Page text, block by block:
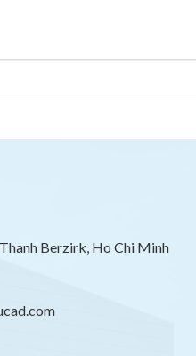
Berzirk, Ho Chi Minh